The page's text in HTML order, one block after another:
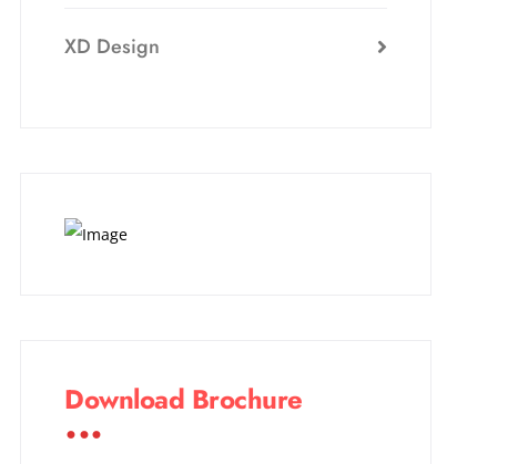
XD Design
Over 200+ Clients
Download Brochure